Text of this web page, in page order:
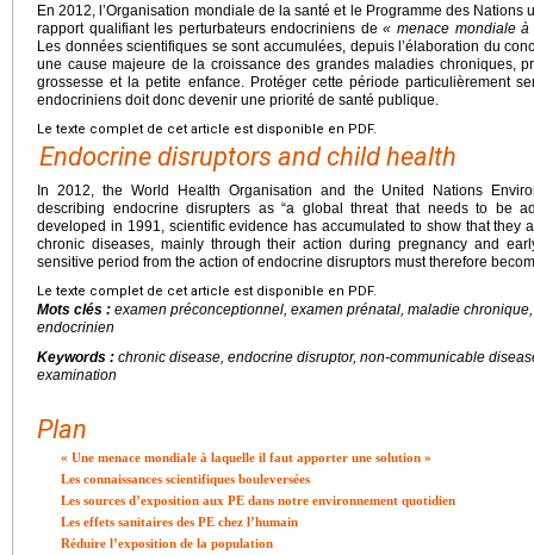
En 2012, l’Organisation mondiale de la santé et le Programme des Nations
rapport qualifiant les perturbateurs endocriniens de« menace mondiale
Les données scientifiques se sont accumulées, depuis l’élaboration du
une cause majeure de la croissance des grandes maladies chroniques,
grossesse et la petite enfance. Protéger cette période particulièrement
endocriniens doit donc devenir une priorité de santé publique.
Le texte complet de cet article est disponible en PDF.
Endocrine disruptors and child health
In 2012, the World Health Organisation and the United Nations
describing endocrine disrupters as “a global threat that needs to be
developed in 1991, scientific evidence has accumulated to show that they
chronic diseases, mainly through their action during pregnancy and
sensitive period from the action of endocrine disruptors must therefore
Le texte complet de cet article est disponible en PDF.
Mots clés : examen préconceptionnel, examen prénatal, maladie
endocrinien
Keywords : chronic disease, endocrine disruptor, non-communicable
examination
Plan
« Une menace mondiale à laquelle il faut apporter une solution »
Les connaissances scientifiques bouleversées
Les sources d’exposition aux PE dans notre environnement quotidien
Les effets sanitaires des PE chez l’humain
Réduire l’exposition de la population